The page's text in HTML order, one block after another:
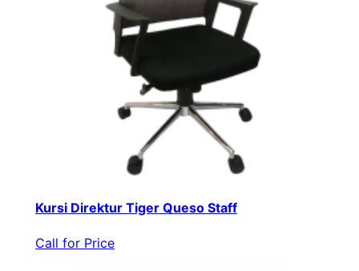
Kursi Direktur Tiger Queso Staff
Call for Price